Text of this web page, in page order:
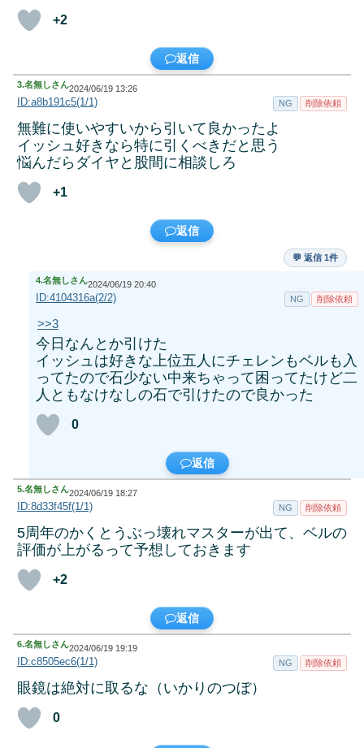
+2
返信
3.名無しさん2024/06/19 13:26
ID:a8b191c5(1/1) NG 削除依頼
無難に使いやすいから引いて良かったよ
イッシュ好きなら特に引くべきだと思う
悩んだらダイヤと股間に相談しろ
+1
返信
💬 返信 1件
4.名無しさん2024/06/19 20:40
ID:4104316a(2/2) NG 削除依頼
>>3
今日なんとか引けた
イッシュは好きな上位五人にチェレンもベルも入
ってたので石少ない中来ちゃって困ってたけど二
人ともなけなしの石で引けたので良かった
0
返信
5.名無しさん2024/06/19 18:27
ID:8d33f45f(1/1) NG 削除依頼
5周年のかくとうぶっ壊れマスターが出て、ベルの
評価が上がるって予想しておきます
+2
返信
6.名無しさん2024/06/19 19:19
ID:c8505ec6(1/1) NG 削除依頼
眼鏡は絶対に取るな（いかりのつぼ）
0